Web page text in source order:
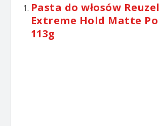
Pasta do włosów Reuzel
Extreme Hold Matte
113g